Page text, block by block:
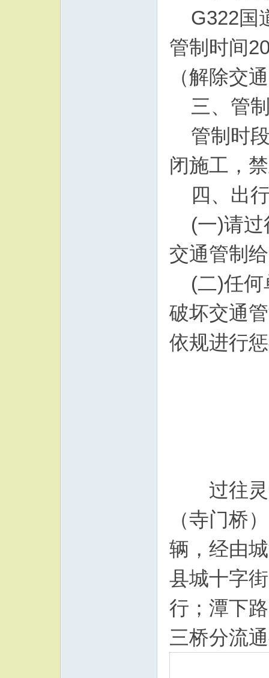
G322国
管制时间
（解除交
三、管
管制时
闭施工，
四、出
(一)请
交通管制
(二)任
破坏交通
依规进行
过往灵
（寺门桥
辆，经由
县城十字
行；潭下
三桥分流